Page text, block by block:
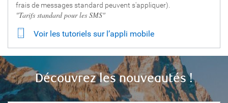
frais de messages standard peuvent s'appliquer).
"Tarifs standard pour les SMS"
Voir les tutoriels sur l’appli mobile
Découvrez les nouveautés !